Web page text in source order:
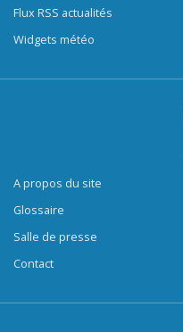
Flux RSS actualités
Widgets météo
A propos du site
Glossaire
Salle de presse
Contact